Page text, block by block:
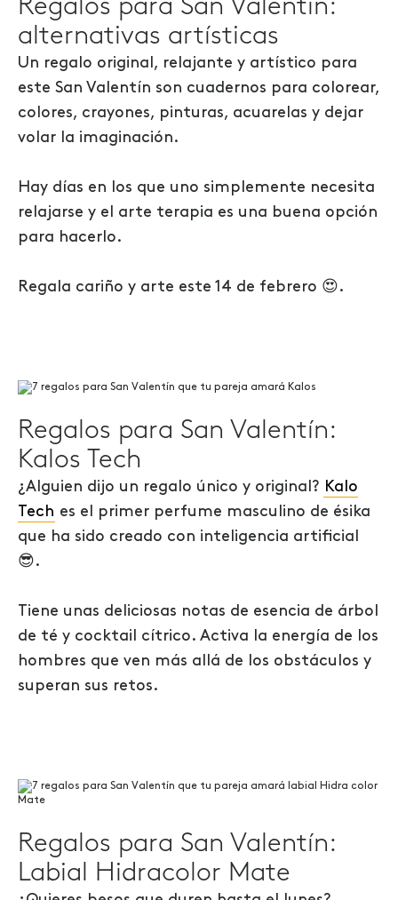
Regalos para San Valentín:
alternativas artísticas
Un regalo original, relajante y artístico para
este San Valentín son cuadernos para colorear,
colores, crayones, pinturas, acuarelas y dejar
volar la imaginación.
Hay días en los que uno simplemente necesita
relajarse y el arte terapia es una buena opción
para hacerlo.
Regala cariño y arte este 14 de febrero 😍.
Regalos para San Valentín:
Kalos Tech
¿Alguien dijo un regalo único y original? Kalo
Tech es el primer perfume masculino de ésika
que ha sido creado con inteligencia artificial
😎.
Tiene unas deliciosas notas de esencia de árbol
de té y cocktail cítrico. Activa la energía de los
hombres que ven más allá de los obstáculos y
superan sus retos.
Regalos para San Valentín:
Labial Hidracolor Mate